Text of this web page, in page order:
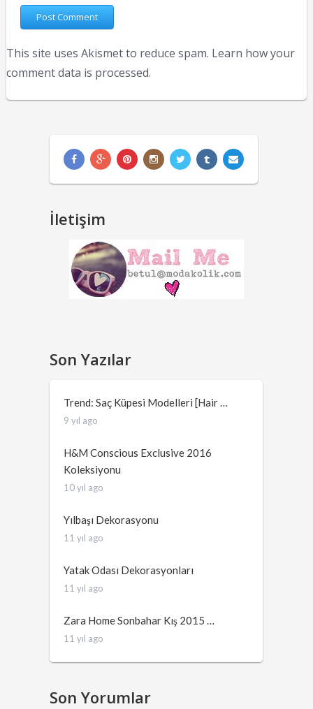
This site uses Akismet to reduce spam. Learn how your
comment data is processed.
İletişim
Son Yazılar
Trend: Saç Küpesi Modelleri [Hair …
9 yıl ago
H&M Conscious Exclusive 2016
Koleksiyonu
10 yıl ago
Yılbaşı Dekorasyonu
11 yıl ago
Yatak Odası Dekorasyonları
11 yıl ago
Zara Home Sonbahar Kış 2015 …
11 yıl ago
Son Yorumlar